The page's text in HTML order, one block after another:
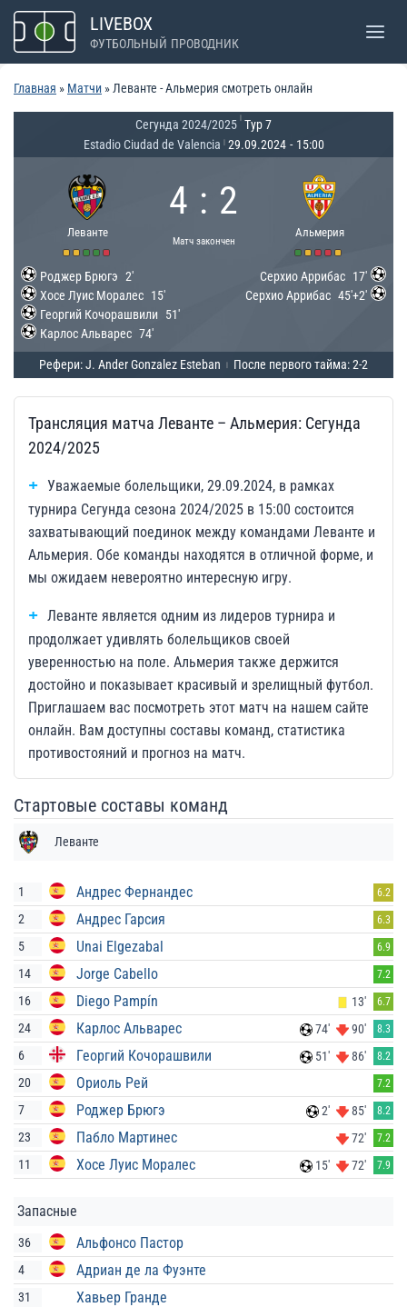
Перейти
содержимому
LIVEBOX
ФУТБОЛЬНЫЙ ПРОВОДНИК
Главная » Матчи » Леванте - Альмерия смотреть онлайн
Сегунда 2024/2025 Тур 7
Estadio Ciudad de Valencia 29.09.2024 - 15:00
Леванте
4 : 2
Матч закончен
Альмерия
Роджер Брюгэ 2'
Хосе Луис Моралес 15'
Георгий Кочорашвили
51'
Карлос Альварес 74'
Серхио Аррибас 17'
Серхио Аррибас 45'+2'
Рефери: J. Ander Gonzalez Esteban После первого тайма: 2-2
Трансляция матча Леванте – Альмерия: Сегунда
2024/2025
Уважаемые болельщики, 29.09.2024, в рамках
турнира Сегунда сезона 2024/2025 в 15:00 состоится
захватывающий поединок между командами Леванте и
Альмерия. Обе команды находятся в отличной форме, и
мы ожидаем невероятно интересную игру.
Леванте является одним из лидеров турнира и
продолжает удивлять болельщиков своей
уверенностью на поле. Альмерия также держится
достойно и показывает красивый и зрелищный футбол.
Приглашаем вас посмотреть этот матч на нашем сайте
онлайн. Вам доступны составы команд, статистика
противостояний и прогноз на матч.
Стартовые составы команд
Леванте
1 Андрес Фернандес 6.2
2 Андрес Гарсия 6.3
5 Unai Elgezabal 6.9
14 Jorge Cabello 7.2
16 Diego Pampín 13' 6.7
24 Карлос Альварес 74' 90' 8.3
6 Георгий Кочорашвили 51' 86' 8.2
20 Ориоль Рей 7.2
7 Роджер Брюгэ 2' 85' 8.2
23 Пабло Мартинес 72' 7.2
11 Хосе Луис Моралес 15' 72' 7.9
Запасные
36 Альфонсо Пастор
4 Адриан де ла Фуэнте
31 Хавьер Гранде